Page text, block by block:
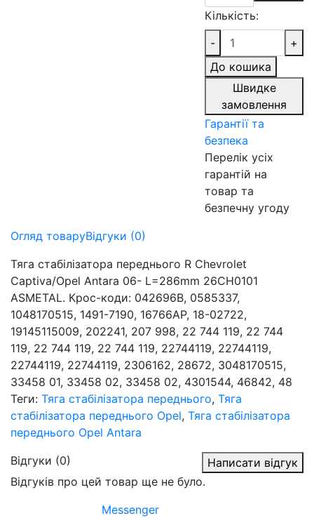
Кількість:
-
+
До кошика
Швидке
замовлення
Гарантії та
безпека
Перелік усіх
гарантій на
товар та
безпечну угоду
Огляд товаруВідгуки (0)
Тяга стабілізатора переднього R Chevrolet
Captiva/Opel Antara 06- L=286mm 26CH0101
ASMETAL. Крос-коди: 042696B, 0585337,
1048170515, 1491-7190, 16766AP, 18-02722,
19145115009, 202241, 207 998, 22 744 119, 22 744
119, 22 744 119, 22 744 119, 22744119, 22744119,
22744119, 22744119, 2306162, 28672, 3048170515,
33458 01, 33458 02, 33458 02, 4301544, 46842, 48
Теги: Тяга стабілізатора переднього, Тяга
стабілізатора переднього Opel, Тяга стабілізатора
переднього Opel Antara
Відгуки (0)
Написати відгук
Відгуків про цей товар ще не було.
Messenger